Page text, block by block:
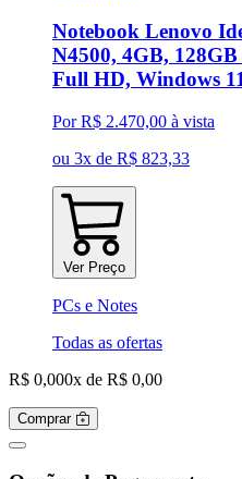
Notebook Lenovo
N4500, 4GB,
Full HD, Windows
Por R$ 2.470,00 à vista
ou 3x de R$ 823,33
Ver Preço
PCs e Notes
Todas as ofertas
R$ 0,000x de R$ 0,00
Comprar